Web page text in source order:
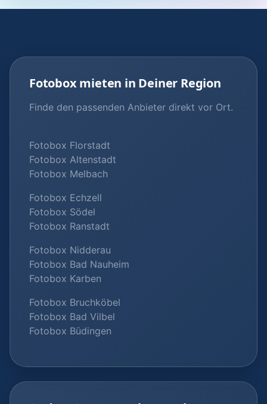
Fotobox mieten in Deiner Region
Finde den passenden Anbieter direkt vor Ort.
Fotobox Florstadt
Fotobox Altenstadt
Fotobox Melbach
Fotobox Echzell
Fotobox Södel
Fotobox Ranstadt
Fotobox Nidderau
Fotobox Bad Nauheim
Fotobox Karben
Fotobox Bruchköbel
Fotobox Bad Vilbel
Fotobox Büdingen